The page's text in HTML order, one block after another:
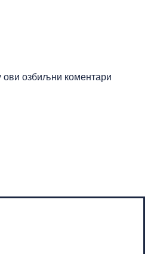
ови озбиљни коментари